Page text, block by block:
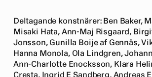
Deltagande konstnärer: Ben Baker,
Misaki Hata, Ann-Maj Risgaard,
Jonsson, Gunilla Boije af Gennäs,
Hanna Monola, Ola Lindgren,
Ann-Charlotte Enocksson, Klara
Cresta, Ingrid E Sandberg, Andreas